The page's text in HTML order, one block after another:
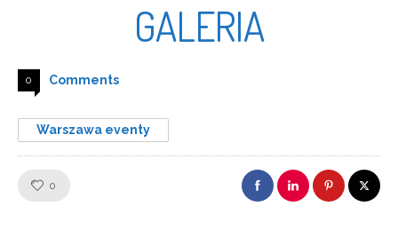
GALERIA
0 Comments
Warszawa eventy
0